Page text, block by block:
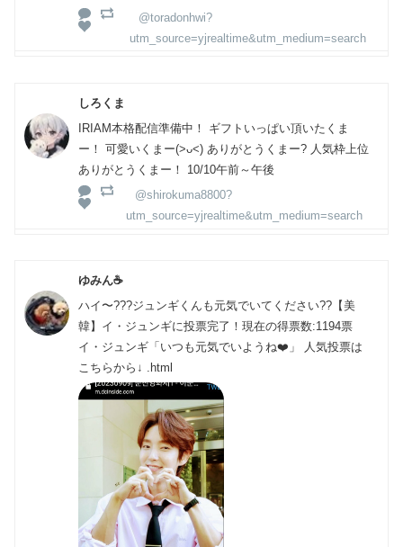
@toradonhwi?
utm_source=yjrealtime&utm_medium=search
しろくま
IRIAM本格配信準備中！ ギフトいっぱい頂いたくま
ー！ 可愛いくまー(>ᴗ<) ありがとうくまー? 人気枠上位
ありがとうくまー！ 10/10午前～午後
@shirokuma8800?
utm_source=yjrealtime&utm_medium=search
ゆみん☕
ハイ〜???ジュンギくんも元気でいてください??【美
韓】イ・ジュンギに投票完了！現在の得票数:1194票
イ・ジュンギ「いつも元気でいようね❤️」 人気投票は
こちらから↓ .html